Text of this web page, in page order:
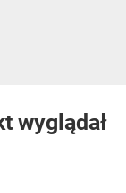
wyglądał